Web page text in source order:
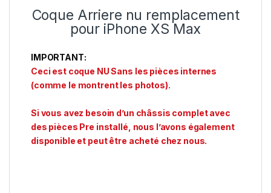
Coque Arriere nu remplacement
pour iPhone XS Max
IMPORTANT:
Ceci est coque NU Sans les pièces internes
(comme le montrent les photos).
Si vous avez besoin d’un châssis complet avec
des pièces Pre installé, nous l’avons également
disponible et peut être acheté chez nous.